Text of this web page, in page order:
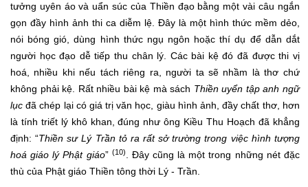
tưởng uyên áo và uẩn súc của Thiền đạo bằng một vài câu ngắn
gọn đầy hình ảnh thi ca diễm lệ. Đây là một hình thức mềm dẻo,
nói bóng gió, dùng hình thức ngụ ngôn hoặc thí dụ để dẫn dắt
người học đạo dễ tiếp thu chân lý. Các bài kệ đó đã được thi vị
hoá, nhiều khi nếu tách riêng ra, người ta sẽ nhầm là thơ chứ
không phải kệ. Rất nhiều bài kệ mà sách Thiền uyển tập anh ngữ
lục đã chép lại có giá trị văn học, giàu hình ảnh, đầy chất thơ, hơn
là tính triết lý khô khan, đúng như ông Kiều Thu Hoạch đã khẳng
định: “Thiền sư Lý Trần tỏ ra rất sở trường trong việc hình tượng
hoá giáo lý Phật giáo” (10)
. Đây cũng là một trong những nét đặc
thù của Phật giáo Thiền tông thời Lý - Trần.